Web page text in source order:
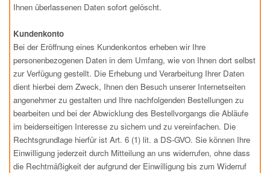
Ihnen überlassenen Daten sofort gelöscht.
Kundenkonto
Bei der Eröffnung eines Kundenkontos erheben wir Ihre
personenbezogenen Daten in dem Umfang, wie von Ihnen dort selbst
zur Verfügung gestellt. Die Erhebung und Verarbeitung Ihrer Daten
dient hierbei dem Zweck, Ihnen den Besuch unserer Internetseiten
angenehmer zu gestalten und Ihre nachfolgenden Bestellungen zu
bearbeiten und bei der Abwicklung des Bestellvorgangs die Abläufe
im beiderseitigen Interesse zu sichern und zu vereinfachen. Die
Rechtsgrundlage hierfür ist Art. 6 (1) lit. a DS-GVO. Sie können Ihre
Einwilligung jederzeit durch Mitteilung an uns widerrufen, ohne dass
die Rechtmäßigkeit der aufgrund der Einwilligung bis zum Widerruf